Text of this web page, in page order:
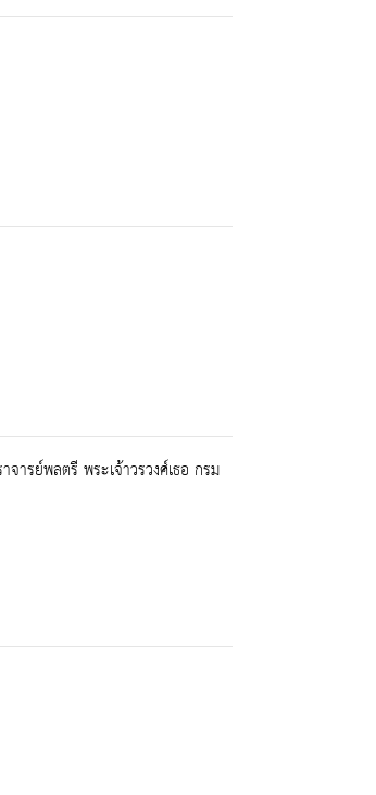
ารย์พลตรี พระเจ้าวรวงศ์เธอ กรม